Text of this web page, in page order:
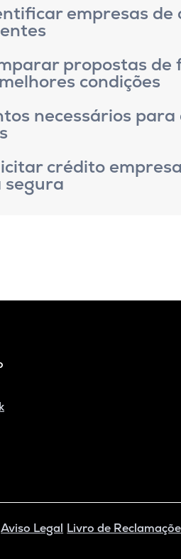
empresas
propostas
condições
necessários
crédito
segura
Aviso Legal Livro de